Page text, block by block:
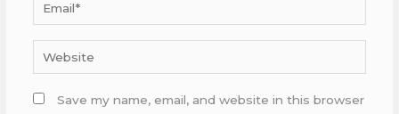
Website
Save my name, email, and website in this browser